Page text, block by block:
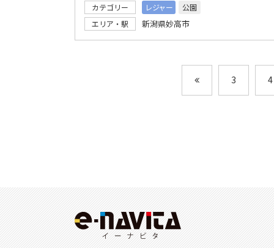
カテゴリー レジャー
公園
エリア・駅
新潟県妙高市
3 4